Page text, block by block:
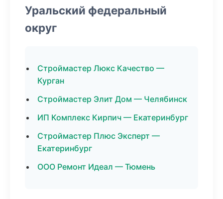
Уральский федеральный
округ
Строймастер Люкс Качество —
Курган
Строймастер Элит Дом — Челябинск
ИП Комплекс Кирпич — Екатеринбург
Строймастер Плюс Эксперт —
Екатеринбург
ООО Ремонт Идеал — Тюмень